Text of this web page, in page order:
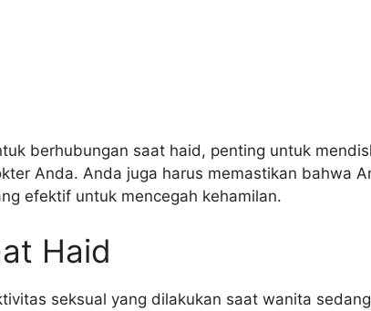
berhubungan saat haid, penting untuk
Anda. Anda juga harus memastikan bahwa
efektif untuk mencegah kehamilan.
Haid
seksual yang dilakukan saat wanita sedang